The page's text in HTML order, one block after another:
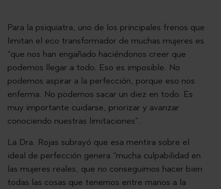
Para la psiquiatra, uno de los principales frenos que
limitan el eco transformador de muchas mujeres es
“que nos han engañado haciéndonos creer que
podemos llegar a todo. Eso es imposible. No
podemos aspirar a la perfección, porque eso nos
enferma. No podemos sacar un diez en todo. Es
muy importante cuidarse, priorizar y avanzar
conociendo nuestras limitaciones”.
La Dra. Rojas subrayó que esa mentira sobre el
ideal de perfección genera “mucha culpabilidad en
las mujeres reales, que no conseguimos hacer bien
todas las cosas que tenemos entre manos a la